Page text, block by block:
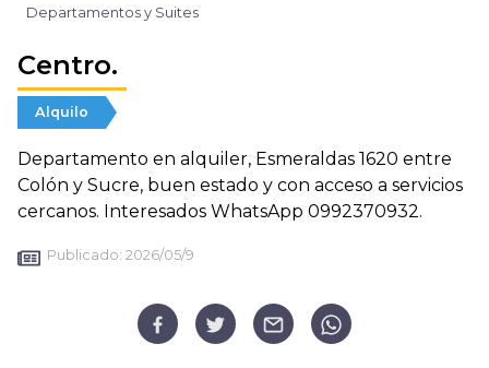
Departamentos y Suites
Centro.
Alquilo
Departamento en alquiler, Esmeraldas 1620 entre
Colón y Sucre, buen estado y con acceso a servicios
cercanos. Interesados WhatsApp 0992370932.
Publicado: 2026/05/9